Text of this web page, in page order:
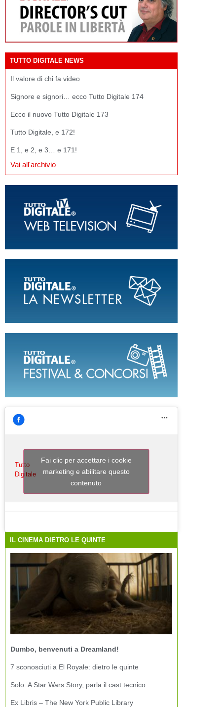
TUTTO DIGITALE NEWS
Il valore di chi fa video
Signore e signori… ecco Tutto Digitale 174
Ecco il nuovo Tutto Digitale 173
Tutto Digitale, e 172!
E 1, e 2, e 3… e 171!
Vai all'archivio
Tutto
Digitale
Fai clic per accettare i cookie
marketing e abilitare questo
contenuto
IL CINEMA DIETRO LE QUINTE
Dumbo, benvenuti a Dreamland!
7 sconosciuti a El Royale: dietro le quinte
Solo: A Star Wars Story, parla il cast tecnico
Ex Libris – The New York Public Library